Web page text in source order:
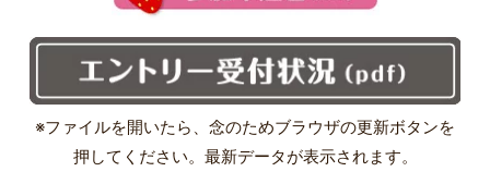
※ファイルを開いたら、念のためブラウザの更新ボタンを
押してください。最新データが表示されます。